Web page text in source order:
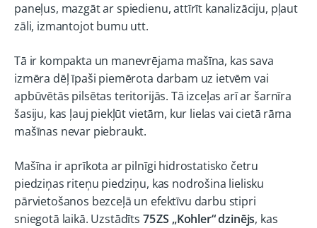
paneļus, mazgāt ar spiedienu, attīrīt kanalizāciju, pļaut
zāli, izmantojot bumu utt.
Tā ir kompakta un manevrējama mašīna, kas sava
izmēra dēļ īpaši piemērota darbam uz ietvēm vai
apbūvētās pilsētas teritorijās. Tā izceļas arī ar šarnīra
šasiju, kas ļauj piekļūt vietām, kur lielas vai cietā rāma
mašīnas nevar piebraukt.
Mašīna ir aprīkota ar pilnīgi hidrostatisko četru
piedziņas riteņu piedziņu, kas nodrošina lielisku
pārvietošanos bezceļā un efektīvu darbu stipri
sniegotā laikā. Uzstādīts 75 ZS „Kohler“ dzinējs, kas